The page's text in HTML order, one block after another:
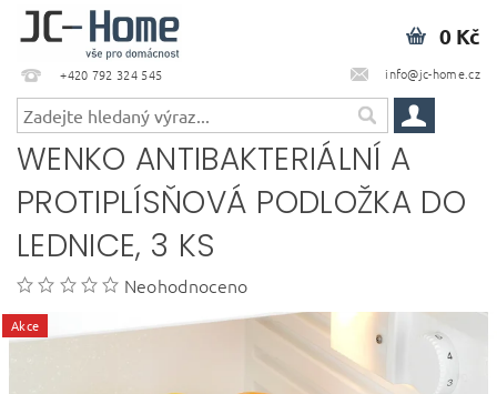
+420 792 324 545 info@jc-home.cz
0 Kč
WENKO ANTIBAKTERIÁLNÍ A
PROTIPLÍSŇOVÁ PODLOŽKA DO
LEDNICE, 3 KS
Neohodnoceno
Akce